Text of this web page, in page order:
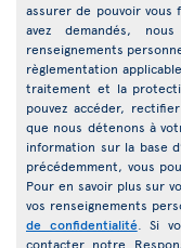
assurer de pouvoir vous
avez demandés,
renseignements
règlementation
traitement et la
pouvez accéder,
que nous détenons à
information sur la base
précédemment, vous
Pour en savoir plus sur
vos renseignements
de confidentialité. Si
contacter notre